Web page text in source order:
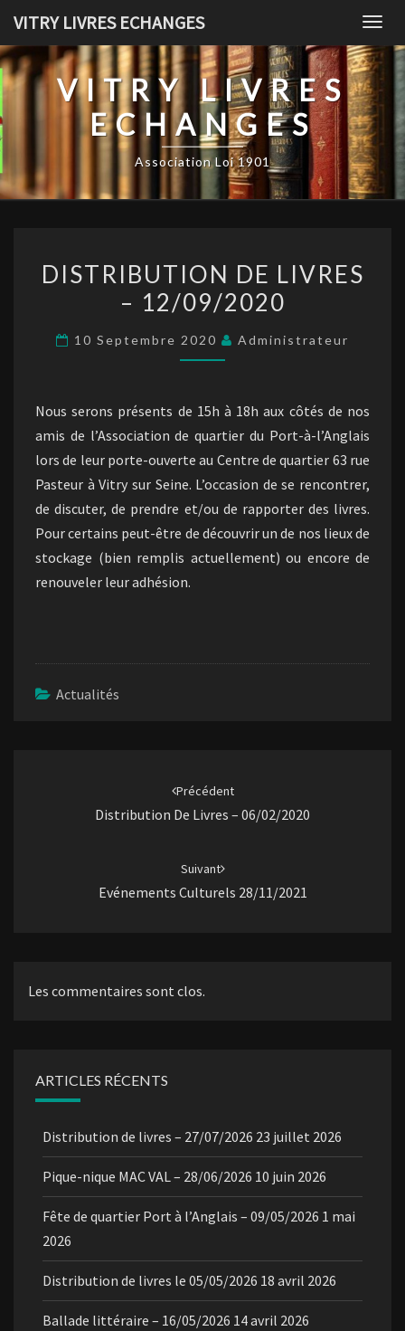
content
VITRY LIVRES ECHANGES
VITRY LIVRES
ECHANGES
Association Loi 1901
DE
LIVRES
12/09/2020
DISTRIBUTION DE LIVRES
– 12/09/2020
10 Septembre 2020 Administrateur
Nous serons présents de 15h à 18h aux côtés de nos
amis de l’Association de quartier du Port-à-l’Anglais
lors de leur porte-ouverte au Centre de quartier 63 rue
Pasteur à Vitry sur Seine. L’occasion de se rencontrer,
de discuter, de prendre et/ou de rapporter des livres.
Pour certains peut-être de découvrir un de nos lieux de
stockage (bien remplis actuellement) ou encore de
renouveler leur adhésion.
Actualités
Précédent
Distribution De Livres – 06/02/2020
Suivant
Evénements Culturels 28/11/2021
Les commentaires sont clos.
ARTICLES RÉCENTS
Distribution de livres – 27/07/2026 23 juillet 2026
Pique-nique MAC VAL – 28/06/2026 10 juin 2026
Fête de quartier Port à l’Anglais – 09/05/2026 1 mai
2026
Distribution de livres le 05/05/2026 18 avril 2026
Ballade littéraire – 16/05/2026 14 avril 2026